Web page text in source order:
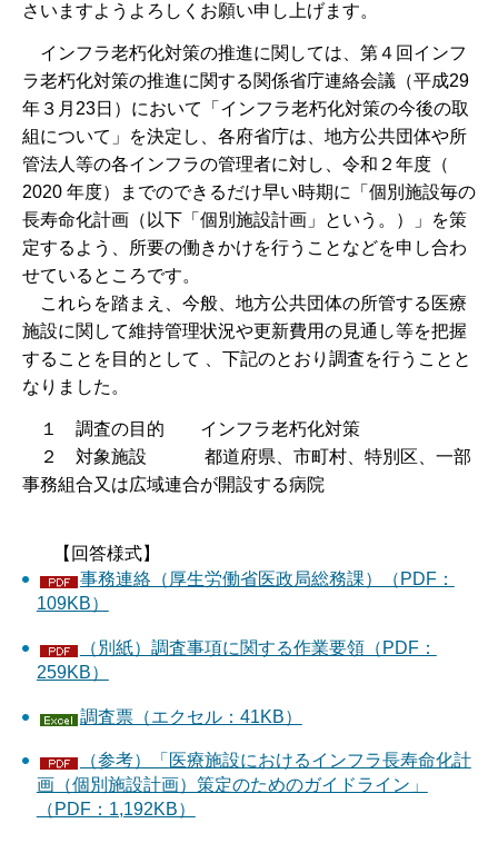
さいますようよろしくお願い申し上げます。
インフラ老朽化対策の推進に関しては、第４回インフ
ラ老朽化対策の推進に関する関係省庁連絡会議（平成29
年３月23日）において「インフラ老朽化対策の今後の取
組について」を決定し、各府省庁は、地方公共団体や所
管法人等の各インフラの管理者に対し、令和２年度（
2020 年度）までのできるだけ早い時期に「個別施設毎の
長寿命化計画（以下「個別施設計画」という。）」を策
定するよう、所要の働きかけを行うことなどを申し合わ
せているところです。
これらを踏まえ、今般、地方公共団体の所管する医療
施設に関して維持管理状況や更新費用の見通し等を把握
することを目的として 、下記のとおり調査を行うことと
なりました。
１ 調査の目的 インフラ老朽化対策
２ 対象施設 都道府県、市町村、特別区、一部
事務組合又は広域連合が開設する病院
【回答様式】
事務連絡（厚生労働省医政局総務課）（PDF：
109KB）
（別紙）調査事項に関する作業要領（PDF：
259KB）
調査票（エクセル：41KB）
（参考）「医療施設におけるインフラ長寿命化計
画（個別施設計画）策定のためのガイドライン」
（PDF：1,192KB）